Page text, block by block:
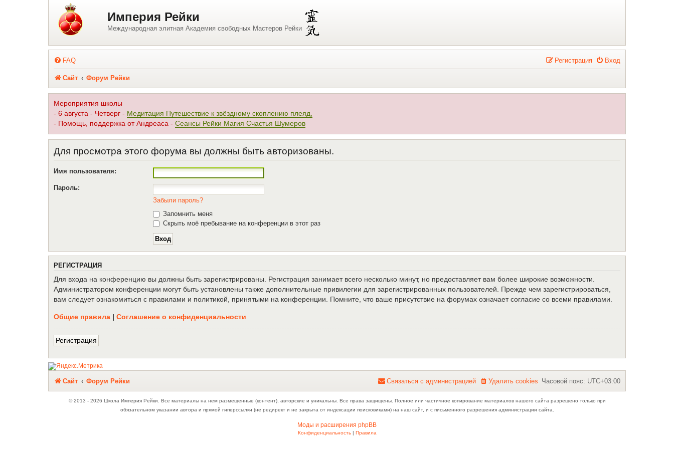
Регистрация Империя Рейки
Международная элитная Академия свободных Мастеров Рейки
FAQ Вход
Регистрация
Сайт Форум Рейки
Мероприятия школы
- 6 августа - Четверг - Медитация Путешествие к звёздному скоплению плеяд,
- Помощь, поддержка от Андреаса - Сеансы Рейки Магия Счастья Шумеров
Для просмотра этого форума вы должны быть авторизованы.
Имя пользователя:
Пароль:
Забыли пароль?
Запомнить меня
Скрыть моё пребывание на конференции в этот раз
РЕГИСТРАЦИЯ
Для входа на конференцию вы должны быть зарегистрированы. Регистрация занимает всего несколько минут, но предоставляет вам более широкие возможности.
Администратором конференции могут быть установлены также дополнительные привилегии для зарегистрированных пользователей. Прежде чем зарегистрироваться,
вам следует ознакомиться с правилами и политикой, принятыми на конференции. Помните, что ваше присутствие на форумах означает согласие со всеми правилами.
Общие правила | Соглашение о конфиденциальности
Регистрация
Сайт Форум Рейки Часовой пояс: UTC+03:00
Удалить cookies
Связаться с
Связаться с администрацией
© 2013 - 2026 Школа Империя Рейки. Все материалы на нем размещенные (контент), авторские и уникальны. Все права защищены. Полное или частичное копирование материалов нашего сайта разрешено только при
обязательном указании автора и прямой гиперссылки (не редирект и не закрыта от индексации поисковиками) на наш сайт, и с письменного разрешения администрации сайта.
Моды и расширения phpBB
Конфиденциальность| Правила